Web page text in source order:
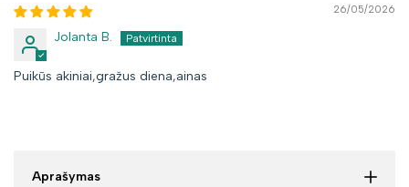
26/05/2026
Jolanta B.
Puikūs akiniai,gražus diena,ainas
Aprašymas